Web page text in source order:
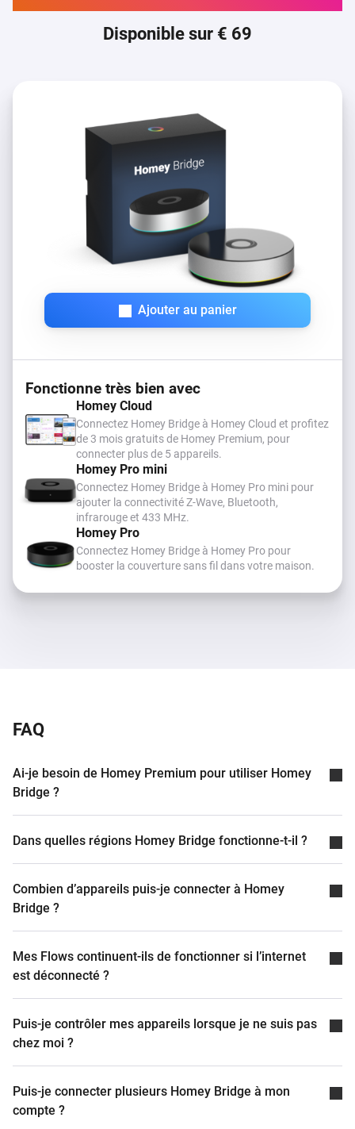
Disponible sur € 69
Ajouter au panier
Fonctionne très bien avec
Homey Cloud
Connectez Homey Bridge à Homey Cloud et profitez
de 3 mois gratuits de Homey Premium, pour
connecter plus de 5 appareils.
Homey Pro mini
Connectez Homey Bridge à Homey Pro mini pour
ajouter la connectivité Z-Wave, Bluetooth,
infrarouge et 433 MHz.
Homey Pro
Connectez Homey Bridge à Homey Pro pour
booster la couverture sans fil dans votre maison.
FAQ
Ai-je besoin de Homey Premium pour utiliser Homey
Bridge ?
Dans quelles régions Homey Bridge fonctionne-t-il ?
Combien d’appareils puis-je connecter à Homey
Bridge ?
Mes Flows continuent-ils de fonctionner si l’internet
est déconnecté ?
Puis-je contrôler mes appareils lorsque je ne suis pas
chez moi ?
Puis-je connecter plusieurs Homey Bridge à mon
compte ?